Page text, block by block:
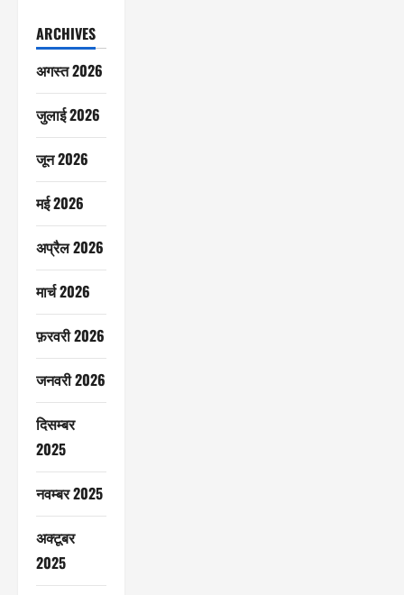
ARCHIVES
अगस्त 2026
जुलाई 2026
जून 2026
मई 2026
अप्रैल 2026
मार्च 2026
फ़रवरी 2026
जनवरी 2026
दिसम्बर
2025
नवम्बर 2025
अक्टूबर
2025